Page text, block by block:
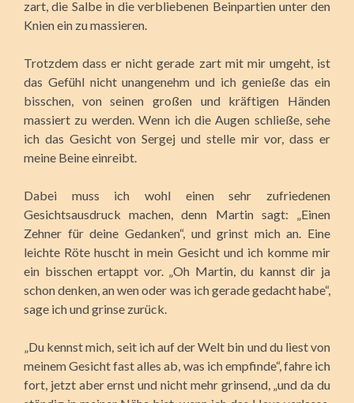
zart, die Salbe in die verbliebenen Beinpartien unter den
Knien ein zu massieren.
Trotzdem dass er nicht gerade zart mit mir umgeht, ist
das Gefühl nicht unangenehm und ich genieße das ein
bisschen, von seinen großen und kräftigen Händen
massiert zu werden. Wenn ich die Augen schließe, sehe
ich das Gesicht von Sergej und stelle mir vor, dass er
meine Beine einreibt.
Dabei muss ich wohl einen sehr zufriedenen
Gesichtsausdruck machen, denn Martin sagt: „Einen
Zehner für deine Gedanken“, und grinst mich an. Eine
leichte Röte huscht in mein Gesicht und ich komme mir
ein bisschen ertappt vor. „Oh Martin, du kannst dir ja
schon denken, an wen oder was ich gerade gedacht habe“,
sage ich und grinse zurück.
„Du kennst mich, seit ich auf der Welt bin und du liest von
meinem Gesicht fast alles ab, was ich empfinde“, fahre ich
fort, jetzt aber ernst und nicht mehr grinsend, „und da du